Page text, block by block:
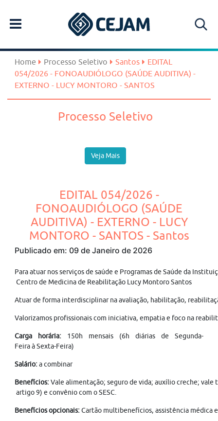
Home Processo Seletivo Santos
EDITAL
054/2026 - FONOAUDIÓLOGO (SAÚDE AUDITIVA) -
EXTERNO - LUCY MONTORO - SANTOS
Processo Seletivo
Veja Mais
EDITAL 054/2026 -
FONOAUDIÓLOGO (SAÚDE
AUDITIVA) - EXTERNO - LUCY
MONTORO - SANTOS - Santos
Publicado em: 09 de Janeiro de 2026
Para atuar nos serviços de saúde e Programas de Saúde da
Centro de Medicina de Reabilitação Lucy Montoro Santos
Atuar de forma interdisciplinar na avaliação, habilitação,
Valorizamos profissionais com iniciativa, empatia e foco na
Carga horária: 150h mensais (6h diárias de Segunda-
Feira à Sexta-Feira)
Salário:a combinar
Benefícios:Vale alimentação; seguro de vida; auxílio creche;
artigo 9) e convênio com o SESC.
Benefícios opcionais:Cartão multibenefícios, assistência médica